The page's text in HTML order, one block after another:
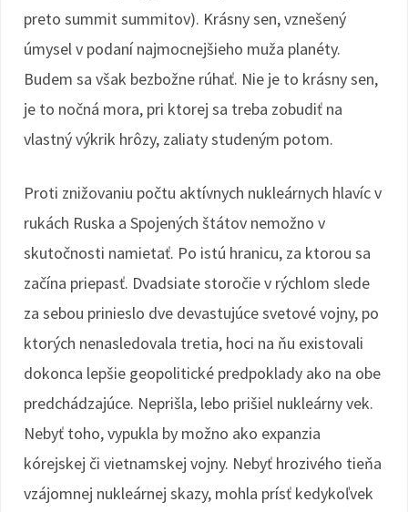
preto summit summitov). Krásny sen, vznešený
úmysel v podaní najmocnejšieho muža planéty.
Budem sa však bezbožne rúhať. Nie je to krásny sen,
je to nočná mora, pri ktorej sa treba zobudiť na
vlastný výkrik hrôzy, zaliaty studeným potom.
Proti znižovaniu počtu aktívnych nukleárnych hlavíc v
rukách Ruska a Spojených štátov nemožno v
skutočnosti namietať. Po istú hranicu, za ktorou sa
začína priepasť. Dvadsiate storočie v rýchlom slede
za sebou prinieslo dve devastujúce svetové vojny, po
ktorých nenasledovala tretia, hoci na ňu existovali
dokonca lepšie geopolitické predpoklady ako na obe
predchádzajúce. Neprišla, lebo prišiel nukleárny vek.
Nebyť toho, vypukla by možno ako expanzia
kórejskej či vietnamskej vojny. Nebyť hrozivého tieňa
vzájomnej nukleárnej skazy, mohla prísť kedykoľvek